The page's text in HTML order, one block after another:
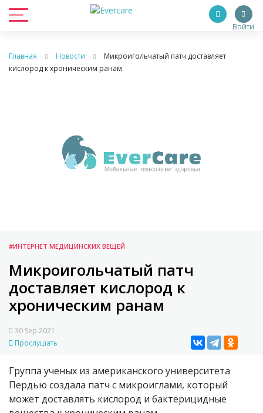
Войти
Главная Новости
Микроигольчатый патч доставляет
кислород к хроническим ранам
#ИНТЕРНЕТ МЕДИЦИНСКИХ ВЕЩЕЙ
Микроигольчатый патч
доставляет кислород к
хроническим ранам
30 Sep 2021
Прослушать
Группа ученых из американского университета
Пердью создала патч с микроиглами, который
может доставлять кислород и бактерицидные